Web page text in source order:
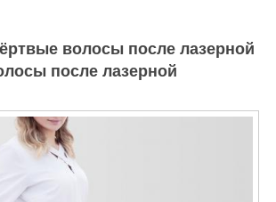
волосы после лазерной
после лазерной